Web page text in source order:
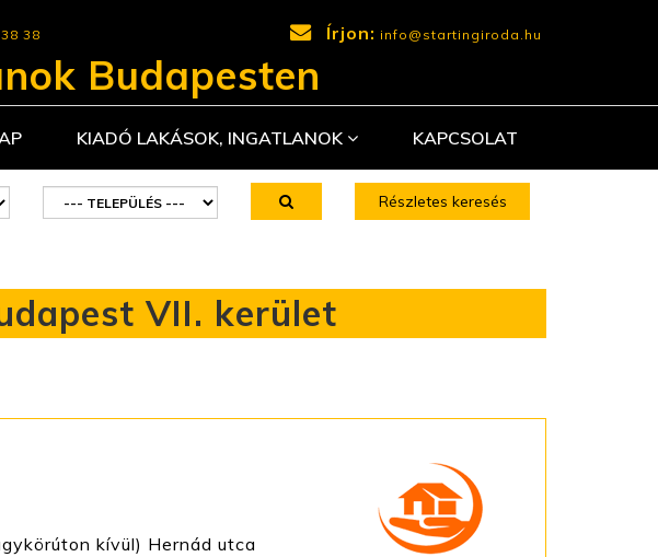
38 Írjon: info@startingiroda.hu
Budapesten
KIADÓ LAKÁSOK, INGATLANOK KAPCSOLAT
Részletes keresés
VII. kerület
kívül) Hernád utca